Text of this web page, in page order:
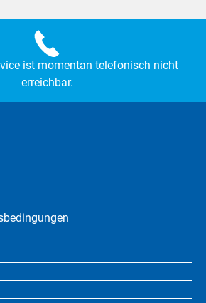
ist momentan telefonisch nicht
erreichbar.